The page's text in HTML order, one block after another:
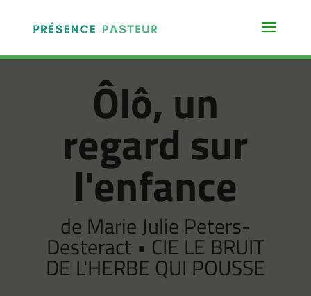
Ôlô, un
regard sur
l'enfance
de Marie Julie Peters-
Desteract • CIE LE BRUIT
DE L'HERBE QUI POUSSE